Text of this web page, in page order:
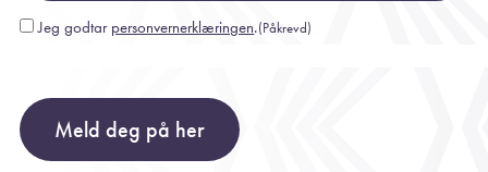
Consent(Påkrevd)
Jeg godtar personvernerklæringen.(Påkrevd)
Meld deg på her